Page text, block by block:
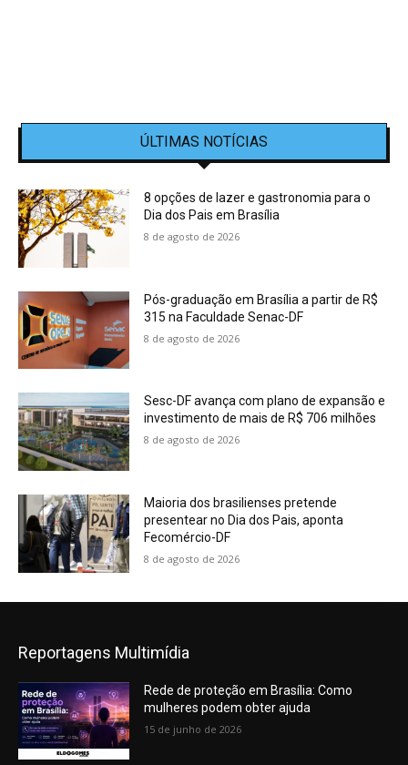
ÚLTIMAS NOTÍCIAS
8 opções de lazer e gastronomia para o
Dia dos Pais em Brasília
8 de agosto de 2026
Pós-graduação em Brasília a partir de R$
315 na Faculdade Senac-DF
8 de agosto de 2026
Sesc-DF avança com plano de expansão e
investimento de mais de R$ 706 milhões
8 de agosto de 2026
Maioria dos brasilienses pretende
presentear no Dia dos Pais, aponta
Fecomércio-DF
8 de agosto de 2026
Reportagens Multimídia
Rede de proteção em Brasília: Como
mulheres podem obter ajuda
15 de junho de 2026